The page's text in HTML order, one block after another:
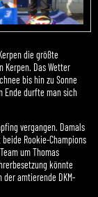
die größte
Kerpen. Das Wetter
bis hin zu Sonne
Ende durfte man sich
vergangen. Damals
Rookie-Champions
um Thomas
könnte
amtierende DKM-